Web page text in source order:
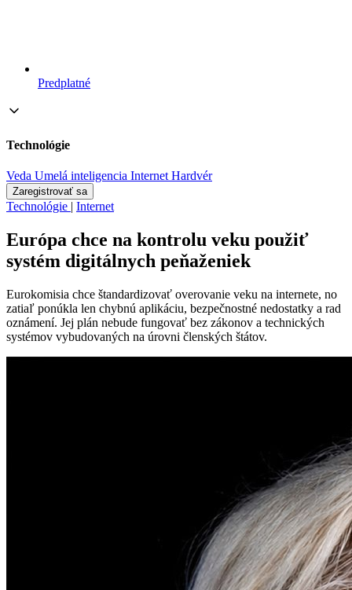
Predplatné
Technológie
Veda Umelá inteligencia Internet Hardvér
Zaregistrovať sa
Technológie | Internet
Európa chce na kontrolu veku použiť
systém digitálnych peňaženiek
Eurokomisia chce štandardizovať overovanie veku na internete, no
zatiaľ ponúkla len chybnú aplikáciu, bezpečnostné nedostatky a rad
oznámení. Jej plán nebude fungovať bez zákonov a technických
systémov vybudovaných na úrovni členských štátov.